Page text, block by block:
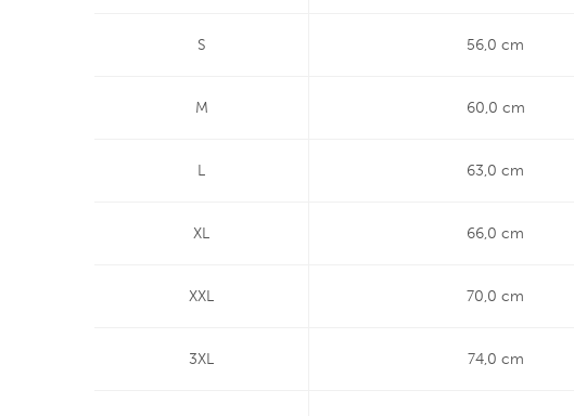
S 56,0 cm
M 60,0 cm
L 63,0 cm
XL 66,0 cm
XXL 70,0 cm
3XL 74,0 cm